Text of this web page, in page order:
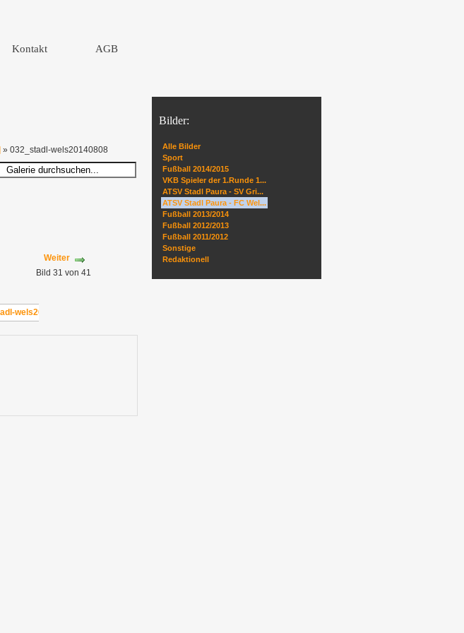
Kontakt AGB
» 032_stadl-wels20140808
Weiter
Bild 31 von 41
Bilder:
Alle Bilder
Sport
Fußball 2014/2015
VKB Spieler der 1.Runde 1...
ATSV Stadl Paura - SV Gri...
ATSV Stadl Paura - FC Wel...
Fußball 2013/2014
Fußball 2012/2013
Fußball 2011/2012
Sonstige
Redaktionell